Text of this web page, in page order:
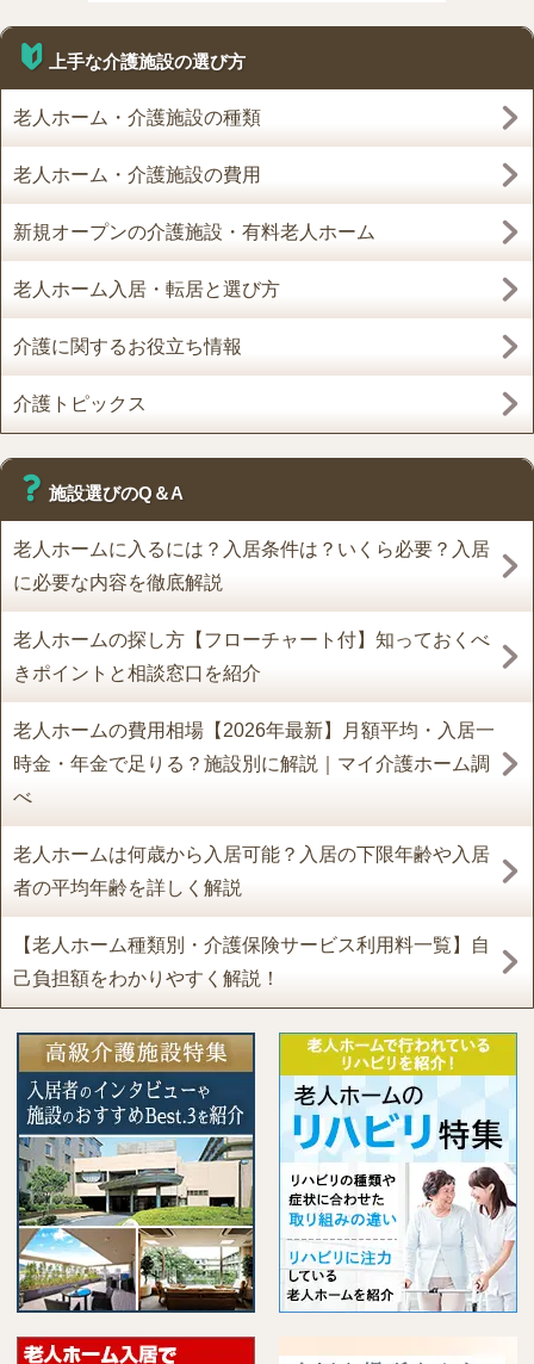
上手な介護施設の選び方
老人ホーム・介護施設の種類
老人ホーム・介護施設の費用
新規オープンの介護施設・有料老人ホーム
老人ホーム入居・転居と選び方
介護に関するお役立ち情報
介護トピックス
施設選びのQ＆A
老人ホームに入るには？入居条件は？いくら必要？入居
に必要な内容を徹底解説
老人ホームの探し方【フローチャート付】知っておくべ
きポイントと相談窓口を紹介
老人ホームの費用相場【2026年最新】月額平均・入居一
時金・年金で足りる？施設別に解説｜マイ介護ホーム調
べ
老人ホームは何歳から入居可能？入居の下限年齢や入居
者の平均年齢を詳しく解説
【老人ホーム種類別・介護保険サービス利用料一覧】自
己負担額をわかりやすく解説！